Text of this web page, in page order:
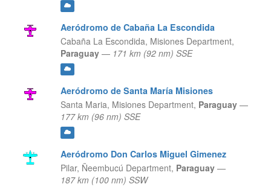
Aeródromo de Cabaña La Escondida
Cabaña La Escondida, Misiones Department,
Paraguay — 171 km (92 nm) SSE
Aeródromo de Santa María Misiones
Santa Maria, Misiones Department, Paraguay —
177 km (96 nm) SSE
Aeródromo Don Carlos Miguel Gimenez
Pilar, Ñeembucú Department, Paraguay —
187 km (100 nm) SSW